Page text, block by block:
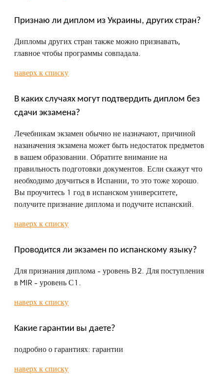
Признаю ли диплом из Украины, других стран?
Дипломы других стран также можно признавать,
главное чтобы программы совпадала.
наверх к списку
В каких случаях могут подтвердить диплом без
сдачи экзамена?
Лечебникам экзамен обычно не назначают, причиной
назаначения экзамена может быть недостаток предметов
в вашем образовании. Обратите внимание на
правильность подготовки документов. Если скажут что
необходимо доучиться в Испании, то это тоже хорошо.
Вы проучитесь 1 год в испанском университете,
получите признание диплома и подучите испанский.
наверх к списку
Проводится ли экзамен по испанскому языку?
Для признания диплома - уровень В2. Для поступления
в MIR - уровень С1.
наверх к списку
Какие гарантии вы даете?
подробно о гарантиях: гарантии
наверх к списку